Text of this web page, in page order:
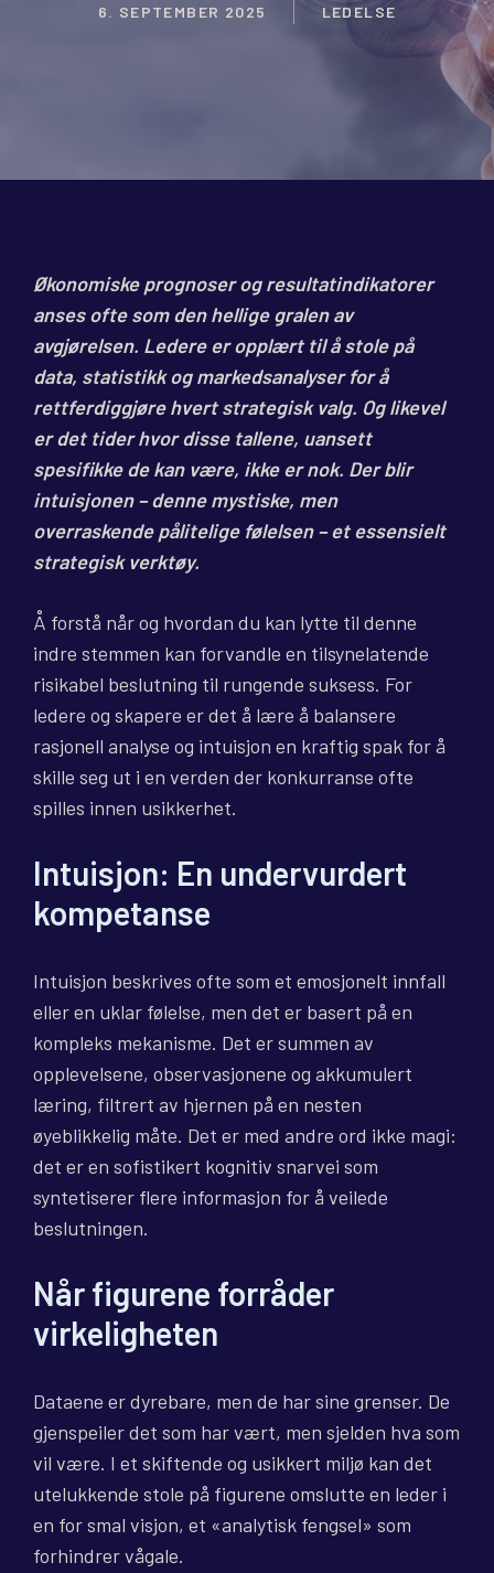
6. SEPTEMBER 2025 LEDELSE
Økonomiske prognoser og resultatindikatorer
anses ofte som den hellige gralen av
avgjørelsen. Ledere er opplært til å stole på
data, statistikk og markedsanalyser for å
rettferdiggjøre hvert strategisk valg. Og likevel
er det tider hvor disse tallene, uansett
spesifikke de kan være, ikke er nok. Der blir
intuisjonen – denne mystiske, men
overraskende pålitelige følelsen – et essensielt
strategisk verktøy.
Å forstå når og hvordan du kan lytte til denne
indre stemmen kan forvandle en tilsynelatende
risikabel beslutning til rungende suksess. For
ledere og skapere er det å lære å balansere
rasjonell analyse og intuisjon en kraftig spak for å
skille seg ut i en verden der konkurranse ofte
spilles innen usikkerhet.
Intuisjon: En undervurdert
kompetanse
Intuisjon beskrives ofte som et emosjonelt innfall
eller en uklar følelse, men det er basert på en
kompleks mekanisme. Det er summen av
opplevelsene, observasjonene og akkumulert
læring, filtrert av hjernen på en nesten
øyeblikkelig måte. Det er med andre ord ikke magi:
det er en sofistikert kognitiv snarvei som
syntetiserer flere informasjon for å veilede
beslutningen.
Når figurene forråder
virkeligheten
Dataene er dyrebare, men de har sine grenser. De
gjenspeiler det som har vært, men sjelden hva som
vil være. I et skiftende og usikkert miljø kan det
utelukkende stole på figurene omslutte en leder i
en for smal visjon, et «analytisk fengsel» som
forhindrer vågale.